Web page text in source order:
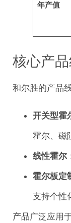
年产值
核心产
和尔胜的产品
开关型霍
霍尔、磁
线性霍尔
霍尔板定
支持个性
产品广泛应用